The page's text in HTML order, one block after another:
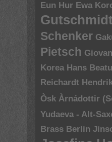
Eun Hur Ewa
Schenker
Pietsch
Korea Hans
Reichardt
Òsk Àrnádottir
Yudaeva - Alt-
Brass Berlin